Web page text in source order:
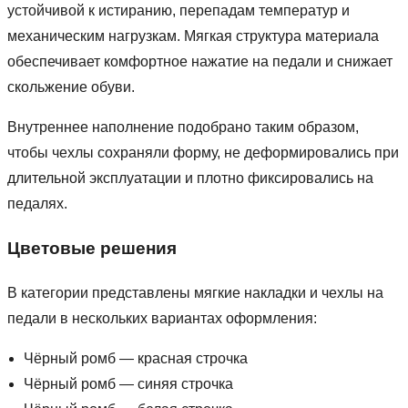
устойчивой к истиранию, перепадам температур и
механическим нагрузкам. Мягкая структура материала
обеспечивает комфортное нажатие на педали и снижает
скольжение обуви.
Внутреннее наполнение подобрано таким образом,
чтобы чехлы сохраняли форму, не деформировались при
длительной эксплуатации и плотно фиксировались на
педалях.
Цветовые решения
В категории представлены мягкие накладки и чехлы на
педали в нескольких вариантах оформления:
Чёрный ромб — красная строчка
Чёрный ромб — синяя строчка